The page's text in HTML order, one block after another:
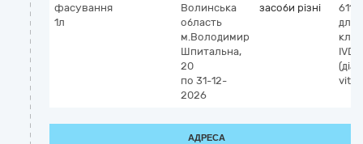
фасування
1л
Волинська
область
м.Володимир
Шпитальна,
20
по 31-12-
2026
засоби різні
для
IVD
vitro)
АДРЕСА